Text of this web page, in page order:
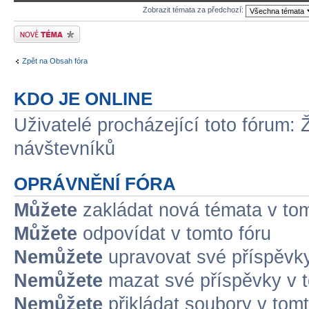
Zobrazit témata za předchozí:
Odeslat nové téma
Zpět na Obsah fóra
KDO JE ONLINE
Uživatelé procházející toto fórum:
návštevníků
OPRÁVNĚNÍ FÓRA
Můžete zakládat nová témata v
Můžete odpovídat v tomto fóru
Nemůžete upravovat své
Nemůžete mazat své příspěvky v
Nemůžete přikládat soubory v